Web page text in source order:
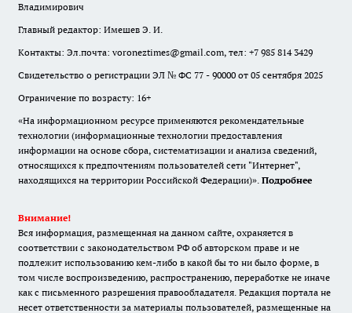
Владимирович
Главный редактор: Имешев Э. И.
Контакты: Эл.почта: voroneztimes@gmail.com, тел: +7 985 814 3429
Свидетельство о регистрации ЭЛ № ФС 77 - 90000 от 05 сентября 2025
Ограничение по возрасту: 16+
«На информационном ресурсе применяются рекомендательные
технологии (информационные технологии предоставления
информации на основе сбора, систематизации и анализа сведений,
относящихся к предпочтениям пользователей сети "Интернет",
находящихся на территории Российской Федерации)». Подробнее
Внимание!
Вся информация, размещенная на данном сайте, охраняется в
соответствии с законодательством РФ об авторском праве и не
подлежит использованию кем-либо в какой бы то ни было форме, в
том числе воспроизведению, распространению, переработке не иначе
как с письменного разрешения правообладателя. Редакция портала не
несет ответственности за материалы пользователей, размещенные на